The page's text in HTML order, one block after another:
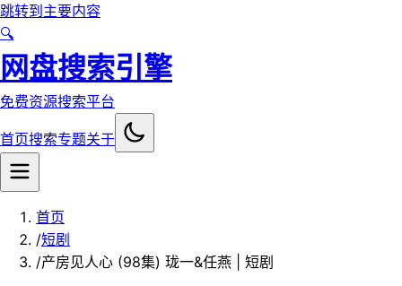
跳转到主要内容
🔍
网盘搜索引擎
免费资源搜索平台
首页搜索专题关于
首页
/短剧
/产房见人心 (98集) 珑一&任燕 | 短剧